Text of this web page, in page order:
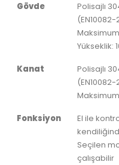
Gövde
Polisajlı
Yükseklik:
Kanat
Polisajlı
Fonksiyon
El ile
Seçilen
çalışabilir